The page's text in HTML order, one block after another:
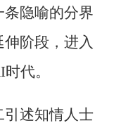
隐喻的分界
阶段，进入
代。
引述知情人士